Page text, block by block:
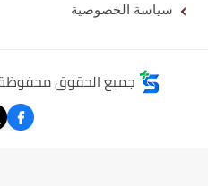
سياسة الخصوصية
جميع الحقوق محفوظة ©